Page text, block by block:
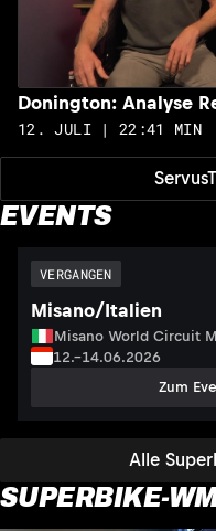
Donington: Analyse
12. JULI | 22:41 MIN
EVENTS
Alle
VERGANGEN
Misano/Italien
Misano World Circuit
12.–14.06.2026
Zum
SUPERBIKE-